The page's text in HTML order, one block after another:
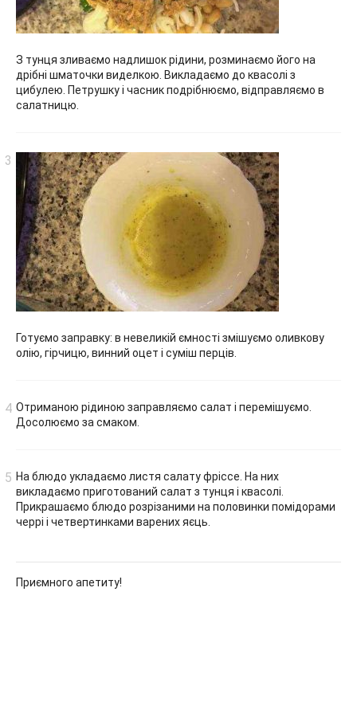
З тунця зливаємо надлишок рідини, розминаємо його на
дрібні шматочки виделкою. Викладаємо до квасолі з
цибулею. Петрушку і часник подрібнюємо, відправляємо в
салатницю.
Готуємо заправку: в невеликій ємності змішуємо оливкову
олію, гірчицю, винний оцет і суміш перців.
Отриманою рідиною заправляємо салат і перемішуємо.
Досолюємо за смаком.
На блюдо укладаємо листя салату фріссе. На них
викладаємо приготований салат з тунця і квасолі.
Прикрашаємо блюдо розрізаними на половинки помідорами
черрі і четвертинками варених яєць.
Приємного апетиту!